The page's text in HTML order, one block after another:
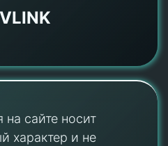
VLINK
сайте носит
характер и не